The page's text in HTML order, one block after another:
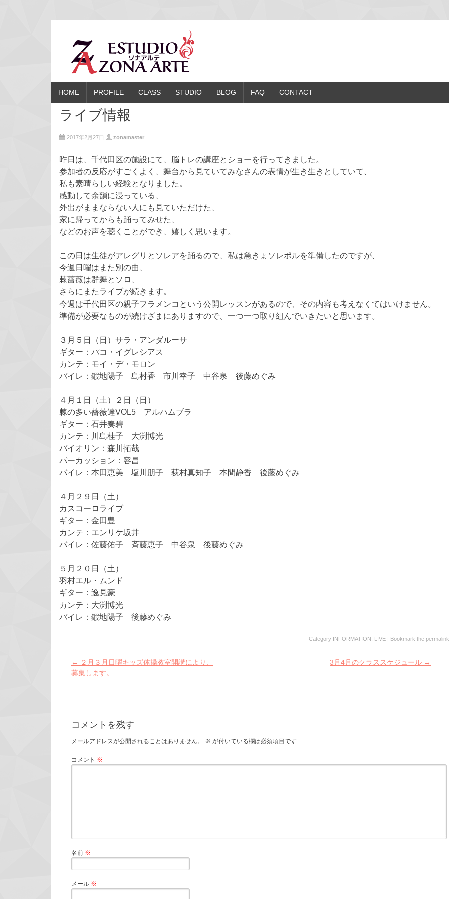
HOME PROFILE CLASS STUDIO BLOG FAQ CONTACT
ライブ情報
2017年2月27日 zonamaster
昨日は、千代田区の施設にて、脳トレの講座とショーを行ってきました。
参加者の反応がすごくよく、舞台から見ていてみなさんの表情が生き生きとしていて、
私も素晴らしい経験となりました。
感動して余韻に浸っている、
外出がままならない人にも見ていただけた、
家に帰ってからも踊ってみせた、
などのお声を聴くことができ、嬉しく思います。
この日は生徒がアレグリとソレアを踊るので、私は急きょソレポルを準備したのですが、
今週日曜はまた別の曲、
棘薔薇は群舞とソロ、
さらにまたライブが続きます。
今週は千代田区の親子フラメンコという公開レッスンがあるので、その内容も考えなくてはいけません。
準備が必要なものが続けざまにありますので、一つ一つ取り組んでいきたいと思います。
３月５日（日）サラ・アンダルーサ
ギター：パコ・イグレシアス
カンテ：モイ・デ・モロン
バイレ：鍜地陽子 島村香 市川幸子 中谷泉 後藤めぐみ
４月１日（土）２日（日）
棘の多い薔薇達VOL5 アルハムブラ
ギター：石井奏碧
カンテ：川島桂子 大渕博光
バイオリン：森川拓哉
パーカッション：容昌
バイレ：本田恵美 塩川朋子 荻村真知子 本間静香 後藤めぐみ
４月２９日（土）
カスコーロライブ
ギター：金田豊
カンテ：エンリケ坂井
バイレ：佐藤佑子 斉藤恵子 中谷泉 後藤めぐみ
５月２０日（土）
羽村エル・ムンド
ギター：逸見豪
カンテ：大渕博光
バイレ：鍜地陽子 後藤めぐみ
Category INFORMATION LIVE | Bookmark the permalink
Post
navigation
←
２月３月日曜キッズ体操教室開講により、
募集します。
3月4月のクラススケジュール →
コメントを残す
メールアドレスが公開されることはありません。 ※ が付いている欄は必須項目です
コメント ※
名前 ※
メール ※